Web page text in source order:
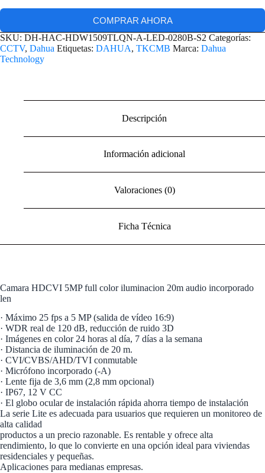
COMPRAR AHORA
SKU: DH-HAC-HDW1509TLQN-A-LED-0280B-S2 Categorías:
CCTV, Dahua Etiquetas: DAHUA, TKCMB Marca: Dahua
Technology
Descripción
Información adicional
Valoraciones (0)
Ficha Técnica
Camara HDCVI 5MP full color iluminacion 20m audio incorporado
len
· Máximo 25 fps a 5 MP (salida de vídeo 16:9)
· WDR real de 120 dB, reducción de ruido 3D
· Imágenes en color 24 horas al día, 7 días a la semana
· Distancia de iluminación de 20 m.
· CVI/CVBS/AHD/TVI conmutable
· Micrófono incorporado (-A)
· Lente fija de 3,6 mm (2,8 mm opcional)
· IP67, 12 V CC
· El globo ocular de instalación rápida ahorra tiempo de instalación
La serie Lite es adecuada para usuarios que requieren un monitoreo de
alta calidad
productos a un precio razonable. Es rentable y ofrece alta
rendimiento, lo que lo convierte en una opción ideal para viviendas
residenciales y pequeñas.
Aplicaciones para medianas empresas.